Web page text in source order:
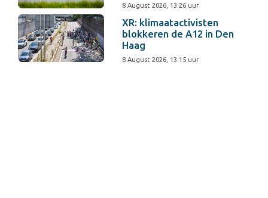
8 August 2026, 13:26 uur
XR: klimaatactivisten
blokkeren de A12 in Den
Haag
8 August 2026, 13:15 uur